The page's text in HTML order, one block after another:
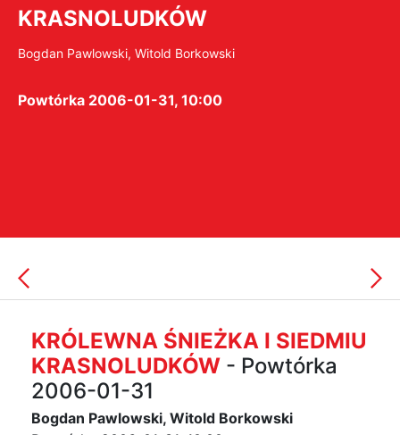
KRASNOLUDKÓW
Bogdan Pawlowski, Witold Borkowski
Powtórka 2006-01-31, 10:00
KRÓLEWNA ŚNIEŻKA I SIEDMIU
KRASNOLUDKÓW - Powtórka
2006-01-31
Bogdan Pawlowski, Witold Borkowski